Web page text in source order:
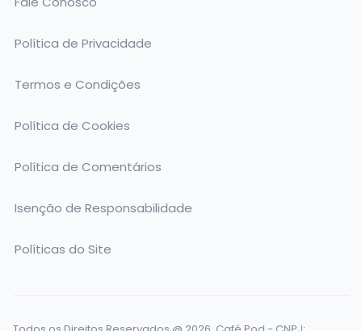
Política de Privacidade
Termos e Condições
Política de Cookies
Política de Comentários
Isenção de Responsabilidade
Políticas do Site